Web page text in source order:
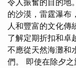
令人振奮的目的地
的沙漠，雷霆瀑布
人和豐富的文化傳
了解定期折扣和卓
不應從天然海灘和
們。 即使在除夕